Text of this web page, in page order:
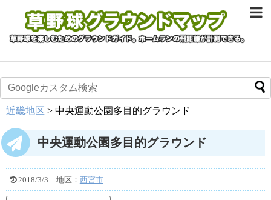
近畿地区 > 中央運動公園多目的グラウンド
中央運動公園多目的グラウンド
2018/3/3 地区： 西宮市